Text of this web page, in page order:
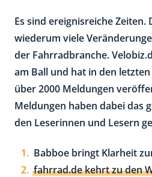
Es sind ereignisreiche Zeiten.
wiederum viele
der Fahrradbranche.
am Ball und hat in den
über 2000 Meldungen
Meldungen haben dabei das
den Leserinnen und Lesern
Babboe bringt Klarheit
fahrrad.de kehrt zu den